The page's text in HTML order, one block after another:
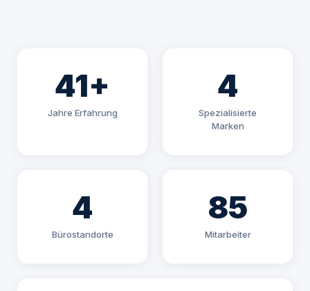
41+
Jahre Erfahrung
4
Spezialisierte
Marken
4
Bürostandorte
85
Mitarbeiter